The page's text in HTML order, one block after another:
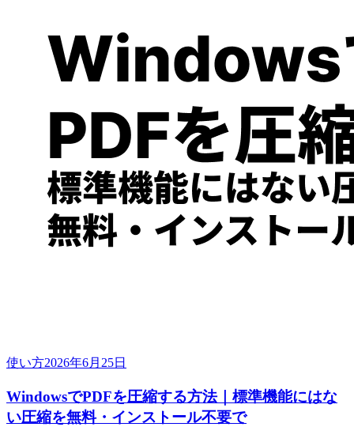
使い方2026年6月25日
WindowsでPDFを圧縮する方法｜標準機能にはな
い圧縮を無料・インストール不要で